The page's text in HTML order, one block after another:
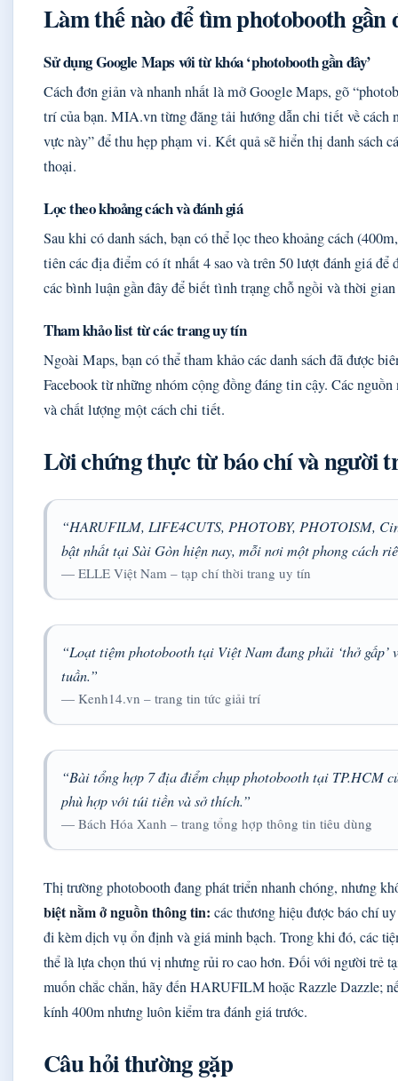
Làm thế nào để tìm photobooth gần
Sử dụng Google Maps với từ khóa ‘photobooth gần đây’
Cách đơn giản và nhanh nhất là mở Google Maps, gõ
trí của bạn. MIA.vn từng đăng tải hướng dẫn chi tiết về cách
vực này” để thu hẹp phạm vi. Kết quả sẽ hiển thị danh sách
thoại.
Lọc theo khoảng cách và đánh giá
Sau khi có danh sách, bạn có thể lọc theo khoảng cách
tiên các địa điểm có ít nhất 4 sao và trên 50 lượt đánh giá
các bình luận gần đây để biết tình trạng chỗ ngồi và thời
Tham khảo list từ các trang uy tín
Ngoài Maps, bạn có thể tham khảo các danh sách đã được
Facebook từ những nhóm cộng đồng đáng tin cậy. Các
và chất lượng một cách chi tiết.
Lời chứng thực từ báo chí và người
“HARUFILM, LIFE4CUTS, PHOTOBY, PHOTOISM,
bật nhất tại Sài Gòn hiện nay, mỗi nơi một phong cách
— ELLE Việt Nam – tạp chí thời trang uy tín
“Loạt tiệm photobooth tại Việt Nam đang phải ‘thở
tuần.”
— Kenh14.vn – trang tin tức giải trí
“Bài tổng hợp 7 địa điểm chụp photobooth tại TP.HCM
phù hợp với túi tiền và sở thích.”
— Bách Hóa Xanh – trang tổng hợp thông tin tiêu dùng
Thị trường photobooth đang phát triển nhanh chóng, nhưng
biệt nằm ở nguồn thông tin: các thương hiệu được báo chí
đi kèm dịch vụ ổn định và giá minh bạch. Trong khi đó, các
thể là lựa chọn thú vị nhưng rủi ro cao hơn. Đối với người trẻ
muốn chắc chắn, hãy đến HARUFILM hoặc Razzle Dazzle;
kính 400m nhưng luôn kiểm tra đánh giá trước.
Câu hỏi thường gặp